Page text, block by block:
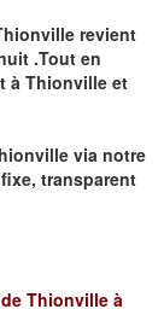
revient
.Tout en
à Thionville et
via notre
transparent
Thionville à